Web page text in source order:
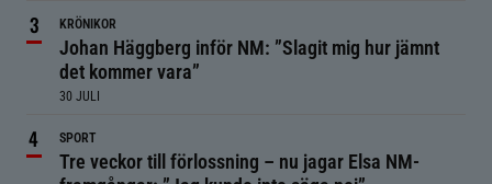
KRÖNIKOR
Johan Häggberg inför NM: ”Slagit mig hur jämnt
det kommer vara”
30 JULI
SPORT
Tre veckor till förlossning – nu jagar Elsa NM-